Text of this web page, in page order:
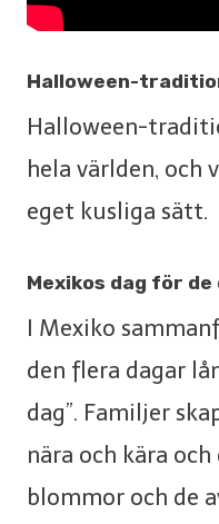
Halloween-
Halloween-
hela världen,
eget kusliga sätt.
Mexikos dag för de
I Mexiko
den flera dagar
dag”. Familjer
nära och kära
blommor och de